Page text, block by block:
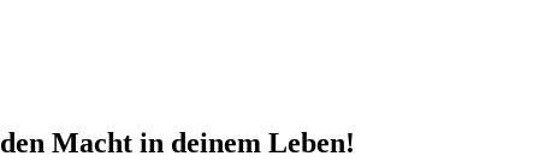
Macht in deinem Leben!